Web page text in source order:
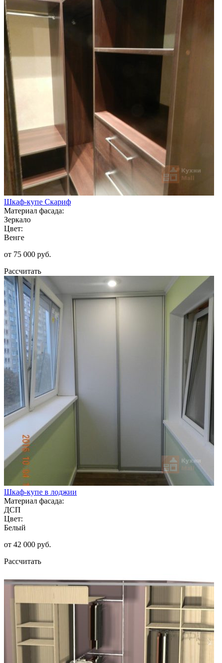
Шкаф-купе Скариф
Материал фасада:
Зеркало
Цвет:
Венге
от 75 000 руб.
Рассчитать
Шкаф-купе в лоджии
Материал фасада:
ДСП
Цвет:
Белый
от 42 000 руб.
Рассчитать